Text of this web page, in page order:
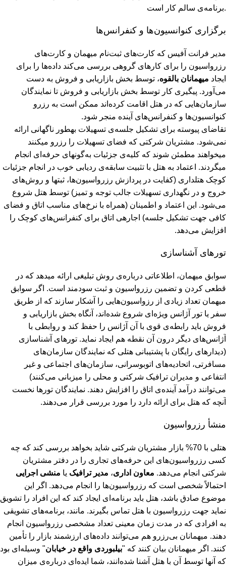
برنامه‌ی سالم کار است.
برگزاری کنوانسیون‌ها و کنفرانس‌ها
مدیر فرانت آفیس که کارت‌های ثبت‌نام میهمان و کارت‌های
رزرواسیون را برای کارهای گروهی بررسی می‌کند داده‌ها را برای
ایجاد میهمانان بالقوه، توسط بخش بازاریابی و فروش به دست
می‌آورد. پیگیری کار توسط بخش بازاریابی و فروش تا نمایندگان
سازمان‌هایی که در هتل اقامت کرده‌اند ممکن است به رزرو
کنوانسیون‌ها و کنفرانس‌های آینده منجر شود.
تقاضای پیوسته برای تشکیل جلسه‌ی تسهیلات به‏طور ناگهانی ارائه
نمی‌شود. مشتریان شرکتی که فضای تسهیلات را رزرو می‏کنند
می‏خواهند مطمئن شوند که کلیه‌ی جزئیات به‏‌گونه‏ای حرفه‌ای انجام
می‏گردند. اعتماد به هتل با تثبیت سابقه‌ی ردیابی خوب در انجام جزئیات
کوچک هتل‏داری (کفایت در پردازش رزرواسیون‌ها، ثبت‏ها و روش‌های
خروج و در نگهداری تسهیلات جالب توجه و تمیز) توسط هتل شروع
می‌شود. این اعتماد و اطمینان (همراه با نرخ‌های مناسب اتاق و فضای
کافی جهت تشکیل جلسه) اجاره‏ی اتاق برای کنفرانس‌های کوچک را
افزایش می‌دهد.
تورهای آشناسازی
سوابق میهمان، اطلاعاتی درباره‌ی روش تبلیغی ارائه می‏دهد که در
قطعی کردن و تضمین رزرواسیون و ثبت سودمند است. اگر سوابق
میهمان تعداد زیادی از رزواسیون‌هایی را آشکار سازند که از طریق
سفر یا تور آژانس ویژه‌ای شروع شده‌اند، آنگاه بخش بازاریابی و
فروش باید رابطه‌ی قوی با آن آژانس را حفظ کند و روابطی با
آژانس‌های دیگر درون آن نقطه هم ایجاد نماید. تورهای آشناسازی
(دیدارهای رایگان با پشتیبانی هتلی که نمایندگان سازمان‌های
مسافرتی، اتحادیه‌های اتوبوسرانی، سازمان‌های اجتماعی و غیر
انتفاعی و مدیران ترافیک شرکتی و محلی را میزبانی می‌کنند)
می‌توانند درآمد آینده‌ی اتاق را افزایش دهند. نمایندگان تورها نخست
آنچه که هتل برای ارائه دارد را مورد بررسی قرار می‌دهند.
منشأ رزرواسیون
هتلی با 70% بازار مشتریان شرکتی شاید بخواهد بررسی کند که چه
کسی رزرواسیون‌های این حرفه‌های تجاری را در دفتر مشتریان
شرکتی انجام می‌دهد. معاون اداری، مدیر ترافیک یا منشی اجرایی
احتمالاً شخصی است که رزرواسیون‌ها را انجام می‌دهد. اگر این
موضوع صادق باشد، هتل باید برنامه‌ای ایجاد کند که این افراد را تشویق
نماید جهت رزرواسیون با هتل تماس بگیرند. مانند، برنامه‌های تشویقی
به افرادی که در مدت زمان معینی تعداد مشخصی رزرواسیون انجام
دهند. میهمانان بی‌رزرو هم می‌توانند داده‌های ارزشمند بازار را تأمین
کنند. اگر میهمانان بیان کنند که "بیلبوردی واقع در خیابان" وسیله‌ای بود
که آنها توسط آن با هتل آشنا شده‌انند، شما ایده‌ای درباره‌ی میزان